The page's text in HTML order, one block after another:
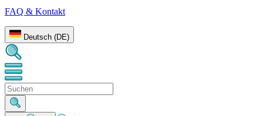
FAQ & Kontakt
Deutsch (DE)